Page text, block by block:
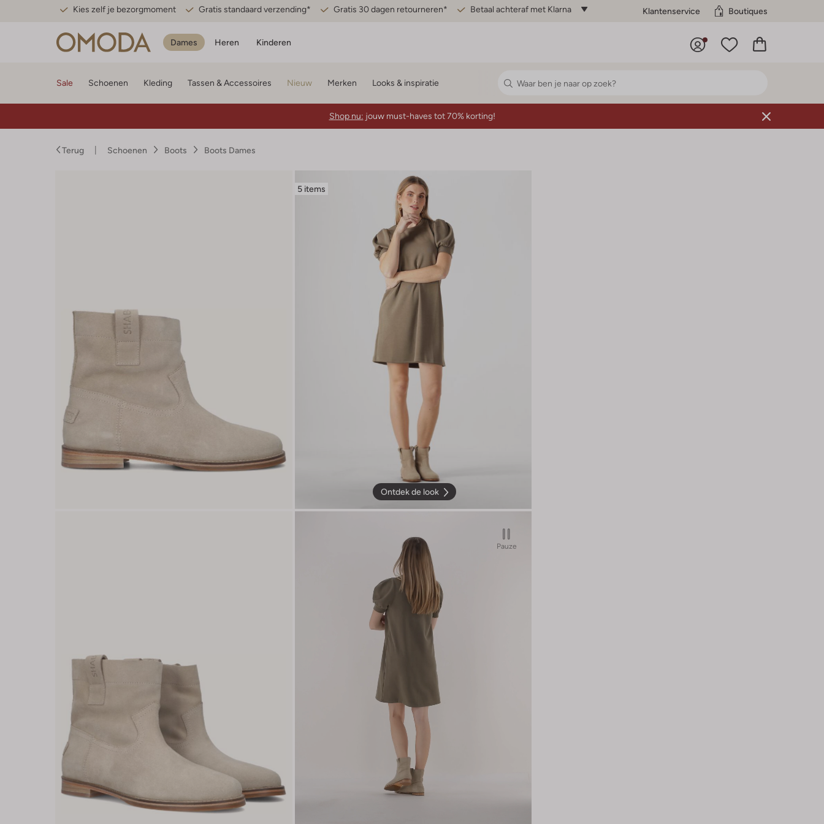
Kies zelf je bezorgmoment Gratis standaard verzending* Gratis 30 dagen retourneren* Betaal achteraf met Klarna Klantenservice Boutiques
Dames Heren Kinderen
Sale Schoenen Kleding Tassen & Accessoires Nieuw Merken Looks & inspiratie
Shop nu: jouw must-haves tot 70% korting!
Terug Schoenen Boots Boots Dames
5 items
Ontdek de look
Pauze